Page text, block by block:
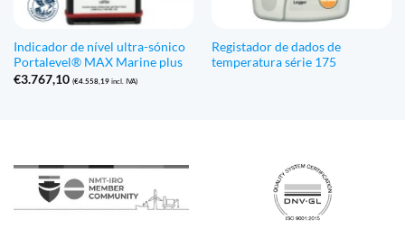
Indicador de nível ultra-sónico
Portalevel® MAX Marine plus
€3.767,10 (€4.558,19incl. IVA)
Registador de dados de
temperatura série 175